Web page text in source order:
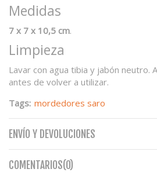
Medidas
7 x 7 x 10,5 cm.
Limpieza
Lavar con agua tibia y jabón neutro.
antes de volver a utilizar.
Tags: mordedores saro
ENVÍO Y DEVOLUCIONES
COMENTARIOS(0)